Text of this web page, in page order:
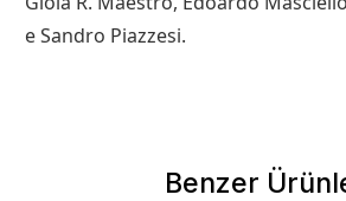
e Sandro Piazzesi.
Benzer